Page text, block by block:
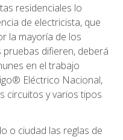
residenciales lo
de electricista, que
la mayoría de los
pruebas difieren, deberá
en el trabajo
Eléctrico Nacional,
circuitos y varios tipos
o ciudad las reglas de